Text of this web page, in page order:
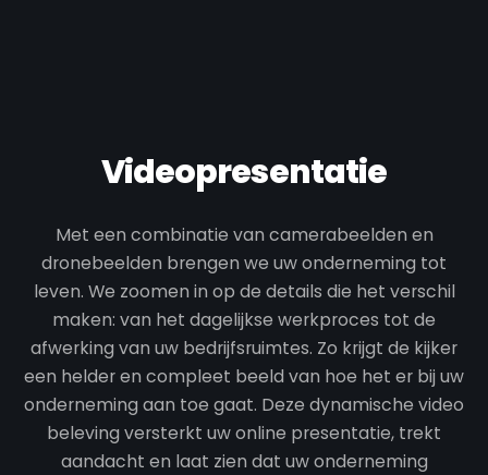
Videopresentatie
Met een combinatie van camerabeelden en
dronebeelden brengen we uw onderneming tot
leven. We zoomen in op de details die het verschil
maken: van het dagelijkse werkproces tot de
afwerking van uw bedrijfsruimtes. Zo krijgt de kijker
een helder en compleet beeld van hoe het er bij uw
onderneming aan toe gaat. Deze dynamische video
beleving versterkt uw online presentatie, trekt
aandacht en laat zien dat uw onderneming